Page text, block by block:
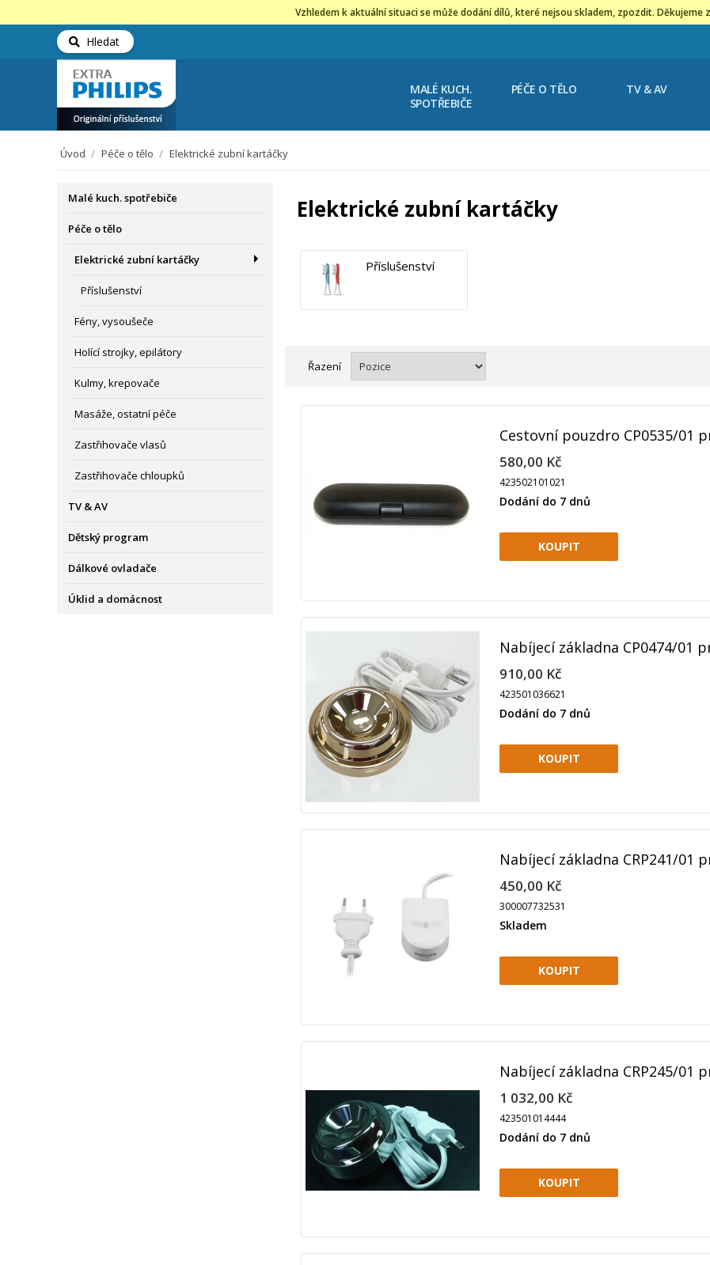
Vzhledem k aktuální situaci se může dodání dílů, které nejsou skladem, zpozdit. Děkujeme
Hledat
MALÉ KUCH.
SPOTŘEBIČE
PÉČE O TĚLO TV & AV
Úvod / Péče o tělo / Elektrické zubní kartáčky
Malé kuch. spotřebiče
Péče o tělo
Elektrické zubní kartáčky
Příslušenství
Fény, vysoušeče
Holící strojky, epilátory
Kulmy, krepovače
Masáže, ostatní péče
Zastřihovače vlasů
Zastřihovače chloupků
TV & AV
Dětský program
Dálkové ovladače
Úklid a domácnost
Elektrické zubní kartáčky
Příslušenství
Řazení
Cestovní pouzdro CP0535/01
580,00 Kč
423502101021
Dodání do 7 dnů
Nabíjecí základna CP0474/01
910,00 Kč
423501036621
Dodání do 7 dnů
Nabíjecí základna CRP241/
450,00 Kč
300007732531
Skladem
Nabíjecí základna CRP245/
1 032,00 Kč
423501014444
Dodání do 7 dnů